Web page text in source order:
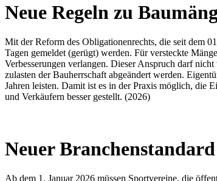
Neue Regeln zu
Mit der Reform des Obligationenrechts, die seit dem
Tagen gemeldet (gerügt) werden. Für versteckte
Verbesserungen verlangen. Dieser Anspruch darf
zulasten der Bauherrschaft abgeändert werden.
Jahren leisten. Damit ist es in der Praxis möglich, die
und Verkäufern besser gestellt. (2026)
Neuer
Ab dem 1. Januar 2026 müssen Sportvereine, die